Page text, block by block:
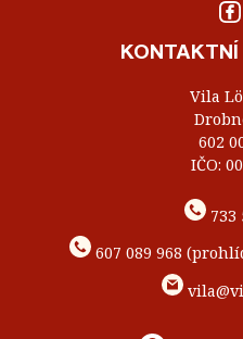
Vila
602
IČO:
733
607 089 968